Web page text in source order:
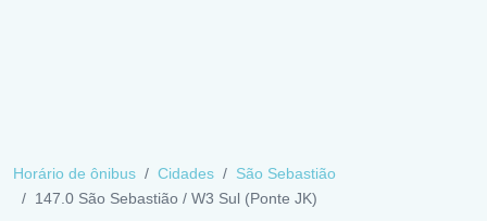
Horário de ônibus Cidades
São Sebastião
147.0 São Sebastião / W3 Sul (Ponte JK)